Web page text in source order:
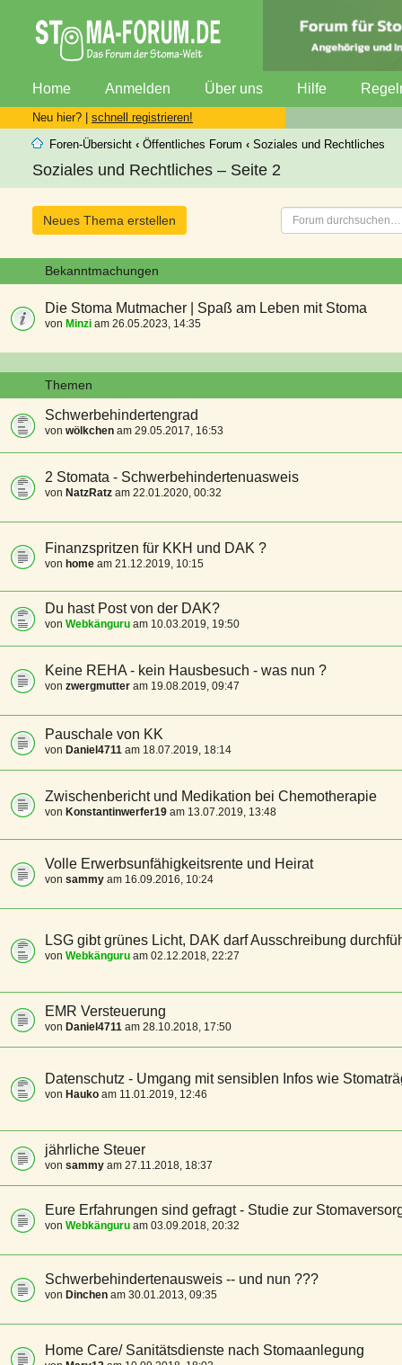
Home Anmelden Über uns Hilfe
Neu hier? | schnell registrieren!
Foren-Übersicht ‹ Öffentliches Forum ‹ Soziales und Rechtliches
Soziales und Rechtliches – Seite 2
Neues Thema erstellen
Bekanntmachungen
Die Stoma Mutmacher | Spaß am Leben mit Stoma
von Minzi am 26.05.2023, 14:35
Themen
Schwerbehindertengrad
von wölkchen am 29.05.2017, 16:53
2 Stomata - Schwerbehindertenuasweis
von NatzRatz am 22.01.2020, 00:32
Finanzspritzen für KKH und DAK ?
von home am 21.12.2019, 10:15
Du hast Post von der DAK?
von Webkänguru am 10.03.2019, 19:50
Keine REHA - kein Hausbesuch - was nun ?
von zwergmutter am 19.08.2019, 09:47
Pauschale von KK
von Daniel4711 am 18.07.2019, 18:14
Zwischenbericht und Medikation bei Chemotherapie
von Konstantinwerfer19 am 13.07.2019, 13:48
Volle Erwerbsunfähigkeitsrente und Heirat
von sammy am 16.09.2016, 10:24
LSG gibt grünes Licht, DAK darf Ausschreibung
von Webkänguru am 02.12.2018, 22:27
EMR Versteuerung
von Daniel4711 am 28.10.2018, 17:50
Datenschutz - Umgang mit sensiblen Infos wie
von Hauko am 11.01.2019, 12:46
jährliche Steuer
von sammy am 27.11.2018, 18:37
Eure Erfahrungen sind gefragt - Studie zur
von Webkänguru am 03.09.2018, 20:32
Schwerbehindertenausweis -- und nun ???
von Dinchen am 30.01.2013, 09:35
Home Care/ Sanitätsdienste nach Stomaanlegung